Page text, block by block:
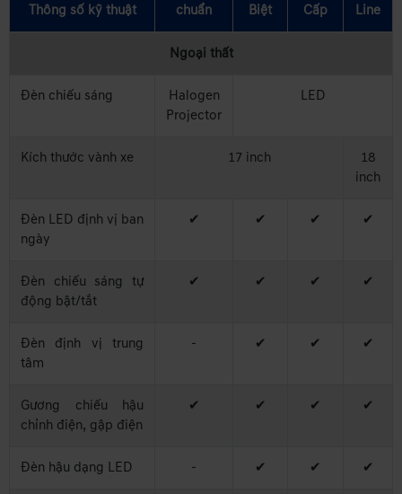
Thông số kỹ thuật
chuẩn
Biệt
Cấp
Line
Ngoại thất
Đèn chiếu sáng
Halogen
Projector
LED
Kích thước vành xe 17 inch
18
inch
Đèn LED định vị ban
ngày
✔ ✔ ✔ ✔
Đèn chiếu sáng tự
động bật/tắt
✔ ✔ ✔ ✔
Đèn định vị trung
tâm
- ✔ ✔ ✔
Gương chiếu hậu
chỉnh điện, gập điện
✔ ✔ ✔ ✔
Đèn hậu dạng LED - ✔ ✔ ✔